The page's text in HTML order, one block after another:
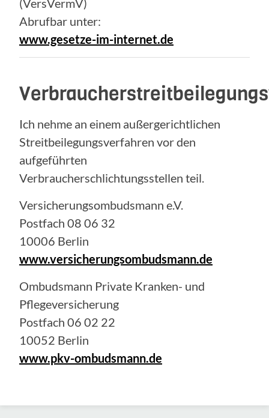
(VersVermV)
Abrufbar unter:
www.gesetze-im-internet.de
Ich nehme an einem außergerichtlichen
Streitbeilegungsverfahren vor den
aufgeführten
Verbraucherschlichtungsstellen teil.
Versicherungsombudsmann e.V.
Postfach 08 06 32
10006 Berlin
www.versicherungsombudsmann.de
Ombudsmann Private Kranken- und
Pflegeversicherung
Postfach 06 02 22
10052 Berlin
www.pkv-ombudsmann.de